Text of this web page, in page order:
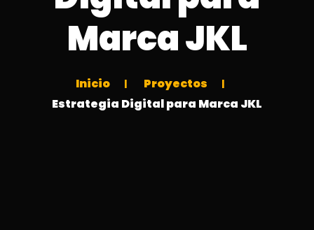
Marca JKL
Inicio
Proyectos
Estrategia Digital para Marca JKL